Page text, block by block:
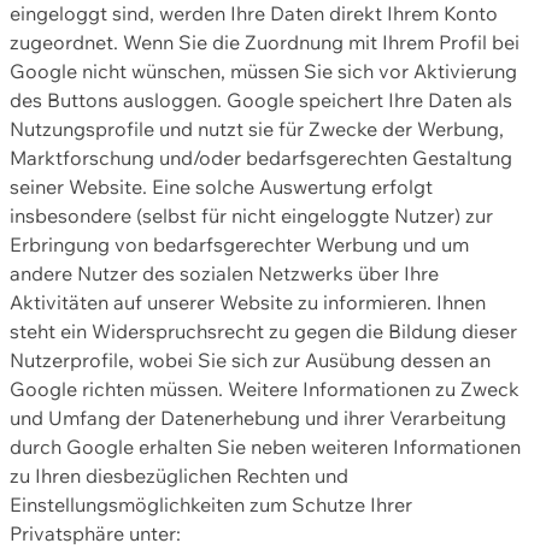
eingeloggt sind, werden Ihre Daten direkt Ihrem Konto
zugeordnet. Wenn Sie die Zuordnung mit Ihrem Profil bei
Google nicht wünschen, müssen Sie sich vor Aktivierung
des Buttons ausloggen. Google speichert Ihre Daten als
Nutzungsprofile und nutzt sie für Zwecke der Werbung,
Marktforschung und/oder bedarfsgerechten Gestaltung
seiner Website. Eine solche Auswertung erfolgt
insbesondere (selbst für nicht eingeloggte Nutzer) zur
Erbringung von bedarfsgerechter Werbung und um
andere Nutzer des sozialen Netzwerks über Ihre
Aktivitäten auf unserer Website zu informieren. Ihnen
steht ein Widerspruchsrecht zu gegen die Bildung dieser
Nutzerprofile, wobei Sie sich zur Ausübung dessen an
Google richten müssen. Weitere Informationen zu Zweck
und Umfang der Datenerhebung und ihrer Verarbeitung
durch Google erhalten Sie neben weiteren Informationen
zu Ihren diesbezüglichen Rechten und
Einstellungsmöglichkeiten zum Schutze Ihrer
Privatsphäre unter: